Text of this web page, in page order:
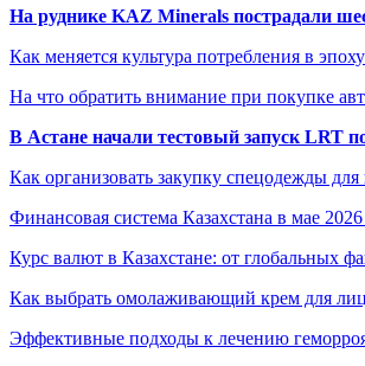
На руднике KAZ Minerals пострадали
Как меняется культура потребления в
На что обратить внимание при покупке
В Астане начали тестовый запуск LRT
Как организовать закупку спецодежды
Финансовая система Казахстана в мае
Курс валют в Казахстане: от глобальных
Как выбрать омолаживающий крем для
Эффективные подходы к лечению